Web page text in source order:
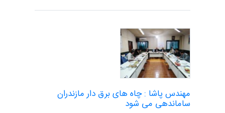
مهندس پاشا : چاه های برق دار مازندران
ساماندهی می شود